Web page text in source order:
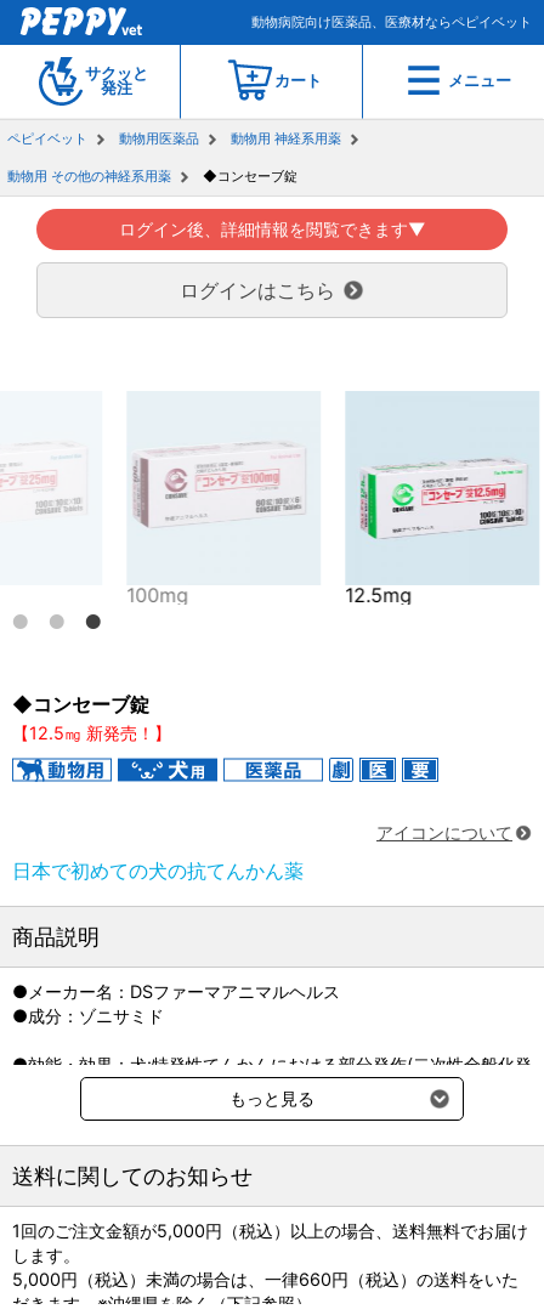
動物病院向け医薬品、医療材ならペピイベット
サクッと
発注
カート メニュー
ペピイベット 動物用医薬品 動物用 神経系用薬
動物用 その他の神経系用薬 ◆コンセーブ錠
ログイン後、詳細情報を閲覧できます▼
ログインはこちら
◆コンセーブ錠
【12.5㎎ 新発売！】
アイコンについて
日本で初めての犬の抗てんかん薬
商品説明
●メーカー名：DSファーマアニマルヘルス
●成分：ゾニサミド
●効能・効果：犬:特発性てんかんにおける部分発作(二次性全般化発
作を含む)及び、全般発作のコントロール
もっと見る
送料に関してのお知らせ
1回のご注文金額が5,000円（税込）以上の場合、送料無料でお届け
します。
5,000円（税込）未満の場合は、一律660円（税込）の送料をいた
だきます。※沖縄県を除く（下記参照）